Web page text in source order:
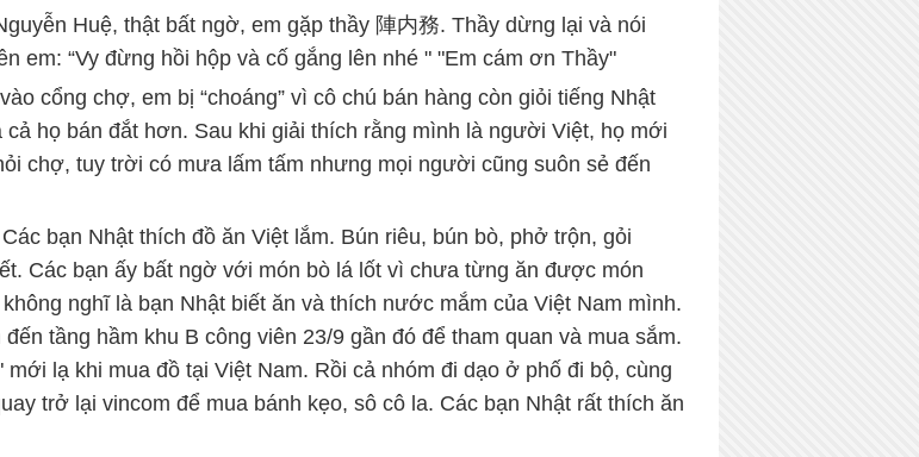
Huệ, thật bất ngờ, em gặp thầy 陣内務. Thầy dừng lại và nói
em: “Vy đừng hồi hộp và cố gắng lên nhé " "Em cám ơn Thầy"
cổng chợ, em bị “choáng” vì cô chú bán hàng còn giỏi tiếng Nhật
họ bán đắt hơn. Sau khi giải thích rằng mình là người Việt, họ mới
chợ, tuy trời có mưa lấm tấm nhưng mọi người cũng suôn sẻ đến
bạn Nhật thích đồ ăn Việt lắm. Bún riêu, bún bò, phở trộn, gỏi
Các bạn ấy bất ngờ với món bò lá lốt vì chưa từng ăn được món
nghĩ là bạn Nhật biết ăn và thích nước mắm của Việt Nam mình.
tầng hầm khu B công viên 23/9 gần đó để tham quan và mua sắm.
lạ khi mua đồ tại Việt Nam. Rồi cả nhóm đi dạo ở phố đi bộ, cùng
trở lại vincom để mua bánh kẹo, sô cô la. Các bạn Nhật rất thích ăn